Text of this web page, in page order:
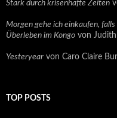
Stark durch krisenhafte Zeiten
Morgen gehe ich einkaufen,
Überleben im Kongo von
Yesteryear von Caro Claire
TOP POSTS